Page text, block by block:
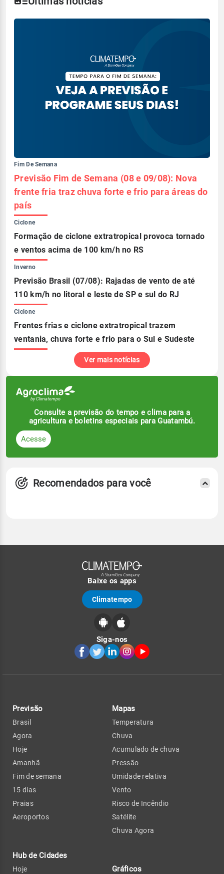
Fim De Semana
Previsão Fim de Semana (08 e 09/08): Nova
frente fria traz chuva forte e frio para áreas do
país
Ciclone
Formação de ciclone extratropical provoca tornado
e ventos acima de 100 km/h no RS
Inverno
Previsão Brasil (07/08): Rajadas de vento de até
110 km/h no litoral e leste de SP e sul do RJ
Ciclone
Frentes frias e ciclone extratropical trazem
ventania, chuva forte e frio para o Sul e Sudeste
Ver mais notícias
Consulte a previsão do tempo e clima para a
agricultura e boletins especiais para Guatambú.
Acesse
Recomendados para você
Baixe os apps
Climatempo
Siga-nos
Previsão
Brasil
Agora
Hoje
Amanhã
Fim de semana
15 dias
Praias
Aeroportos
Hub de Cidades
Hoje
Mapas
Temperatura
Chuva
Acumulado de chuva
Pressão
Umidade relativa
Vento
Risco de Incêndio
Satélite
Chuva Agora
Gráficos